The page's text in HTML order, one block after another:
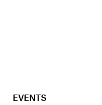
EVENTS